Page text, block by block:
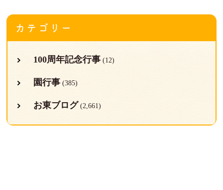
カテゴリー
100周年記念行事(12)
園行事(385)
お東ブログ (2,661)